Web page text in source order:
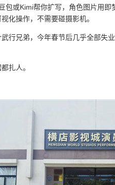
包或Kimi帮你扩写，角色图片用
化操作，不需要碰摄影机。
行兄弟，今年春节后几乎全部失
扎人。